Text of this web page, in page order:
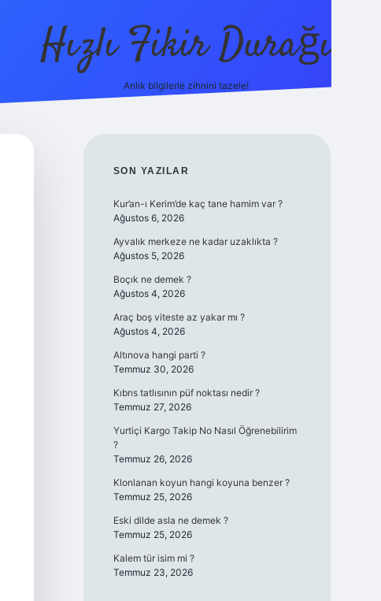
Hızlı Fikir Durağı
Anlık bilgilerle zihnini tazele!
SIDEBAR
SON YAZILAR
Kur’an-ı Kerim’de kaç tane hamim var ?
Ağustos 6, 2026
Ayvalık merkeze ne kadar uzaklıkta ?
Ağustos 5, 2026
Boçık ne demek ?
Ağustos 4, 2026
Araç boş viteste az yakar mı ?
Ağustos 4, 2026
Altınova hangi parti ?
Temmuz 30, 2026
Kıbrıs tatlısının püf noktası nedir ?
Temmuz 27, 2026
Yurtiçi Kargo Takip No Nasıl Öğrenebilirim
?
Temmuz 26, 2026
Klonlanan koyun hangi koyuna benzer ?
Temmuz 25, 2026
Eski dilde asla ne demek ?
Temmuz 25, 2026
Kalem tür isim mi ?
Temmuz 23, 2026